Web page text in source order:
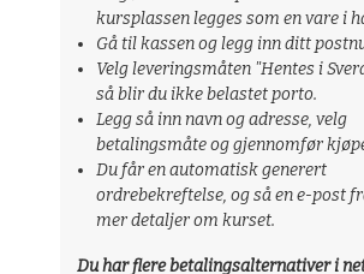
kursplassen legges som en vare i
Gå til kassen og legg inn ditt
Velg leveringsmåten "Hentes i
så blir du ikke belastet porto.
Legg så inn navn og adresse, velg
betalingsmåte og gjennomfør
Du får en automatisk generert
ordrebekreftelse, og så en e-post
mer detaljer om kurset.
Du har flere betalingsalternativer i